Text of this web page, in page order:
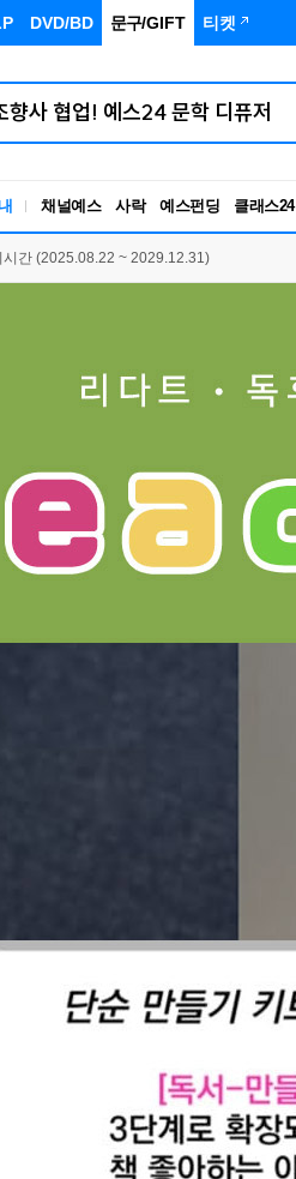
DVD/BD 문구/GIFT 티켓
채널예스 사락 예스펀딩 클래스24
시간 (2025.08.22 ~ 2029.12.31)